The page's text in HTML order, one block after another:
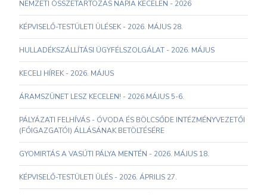
NEMZETI ÖSSZETARTOZÁS NAPJA KECELEN - 2026
KÉPVISELŐ-TESTÜLETI ÜLÉSEK - 2026. MÁJUS 28.
HULLADÉKSZÁLLÍTÁSI ÜGYFÉLSZOLGÁLAT - 2026. MÁJUS
KECELI HÍREK - 2026. MÁJUS
ÁRAMSZÜNET LESZ KECELEN! - 2026.MÁJUS 5-6.
PÁLYÁZATI FELHÍVÁS - ÓVODA ÉS BÖLCSŐDE INTÉZMÉNYVEZETŐI
(FŐIGAZGATÓI) ÁLLÁSÁNAK BETÖLTÉSÉRE
GYOMIRTÁS A VASÚTI PÁLYA MENTÉN - 2026. MÁJUS 18.
KÉPVISELŐ-TESTÜLETI ÜLÉS - 2026. ÁPRILIS 27.